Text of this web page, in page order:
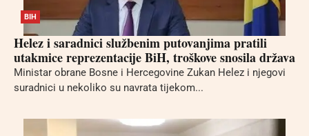
BIH
Helez i saradnici službenim putovanjima pratili
utakmice reprezentacije BiH, troškove snosila država
Ministar obrane Bosne i Hercegovine Zukan Helez i njegovi
suradnici u nekoliko su navrata tijekom...